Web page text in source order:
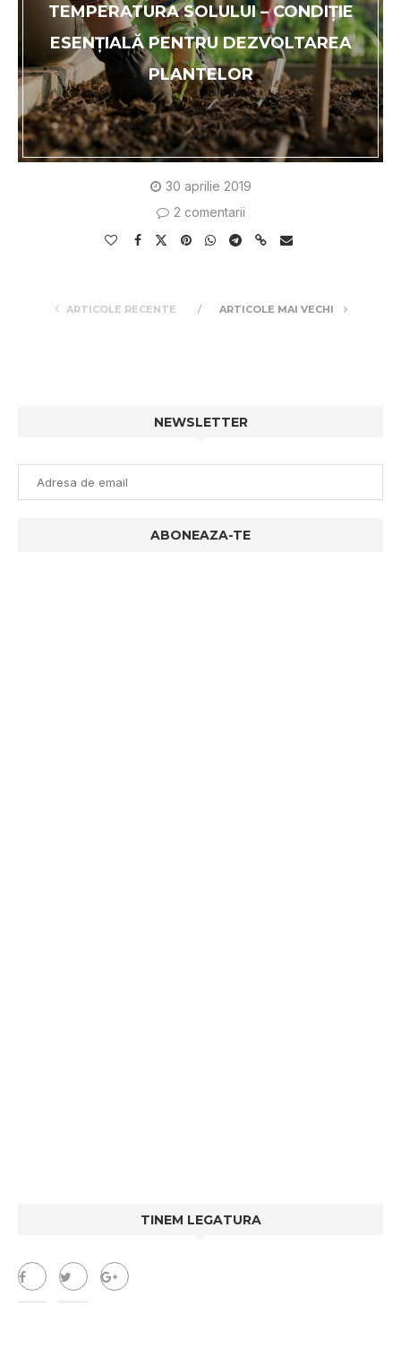
TEMPERATURA SOLULUI – CONDIȚIE
ESENȚIALĂ PENTRU DEZVOLTAREA
PLANTELOR
30 aprilie 2019
2 comentarii
ARTICOLE RECENTE ARTICOLE MAI VECHI
NEWSLETTER
TINEM LEGATURA